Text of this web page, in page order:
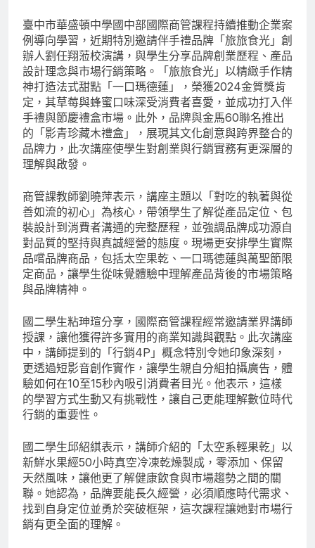
臺中市華盛頓中學國中部國際商管課程持續推動企業案
例導向學習，近期特別邀請伴手禮品牌「旅旅食光」創
辦人劉任翔蒞校演講，與學生分享品牌創業歷程、產品
設計理念與市場行銷策略。「旅旅食光」以精緻手作精
神打造法式甜點「一口瑪德蓮」，榮獲2024金質獎肯
定，其草莓與蜂蜜口味深受消費者喜愛，並成功打入伴
手禮與節慶禮盒市場。此外，品牌與金馬60聯名推出
的「影青珍藏木禮盒」，展現其文化創意與跨界整合的
品牌力，此次講座使學生對創業與行銷實務有更深層的
理解與啟發。
商管課教師劉曉萍表示，講座主題以「對吃的執著與從
善如流的初心」為核心，帶領學生了解從產品定位、包
裝設計到消費者溝通的完整歷程，並強調品牌成功源自
對品質的堅持與真誠經營的態度。現場更安排學生實際
品嚐品牌商品，包括太空果乾、一口瑪德蓮與萬聖節限
定商品，讓學生從味覺體驗中理解產品背後的市場策略
與品牌精神。
國二學生粘珅瑄分享，國際商管課程經常邀請業界講師
授課，讓他獲得許多實用的商業知識與觀點。此次講座
中，講師提到的「行銷4P」概念特別令她印象深刻，
更透過短影音創作實作，讓學生親自分組拍攝廣告，體
驗如何在10至15秒內吸引消費者目光。他表示，這樣
的學習方式生動又有挑戰性，讓自己更能理解數位時代
行銷的重要性。
國二學生邱紹綨表示，講師介紹的「太空系輕果乾」以
新鮮水果經50小時真空冷凍乾燥製成，零添加、保留
天然風味，讓他更了解健康飲食與市場趨勢之間的關
聯。她認為，品牌要能長久經營，必須順應時代需求、
找到自身定位並勇於突破框架，這次課程讓她對市場行
銷有更全面的理解。